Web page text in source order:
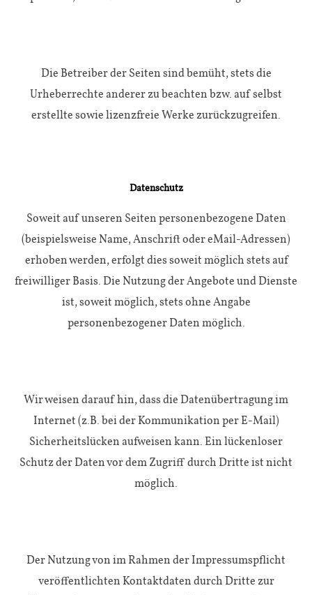
Die Betreiber der Seiten sind bemüht, stets die
Urheberrechte anderer zu beachten bzw. auf selbst
erstellte sowie lizenzfreie Werke zurückzugreifen.
Datenschutz
Soweit auf unseren Seiten personenbezogene Daten
(beispielsweise Name, Anschrift oder eMail-Adressen)
erhoben werden, erfolgt dies soweit möglich stets auf
freiwilliger Basis. Die Nutzung der Angebote und Dienste
ist, soweit möglich, stets ohne Angabe
personenbezogener Daten möglich.
Wir weisen darauf hin, dass die Datenübertragung im
Internet (z.B. bei der Kommunikation per E-Mail)
Sicherheitslücken aufweisen kann. Ein lückenloser
Schutz der Daten vor dem Zugriff durch Dritte ist nicht
möglich.
Der Nutzung von im Rahmen der Impressumspflicht
veröffentlichten Kontaktdaten durch Dritte zur